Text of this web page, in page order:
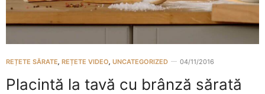
REȚETE SĂRATE, REȚETE VIDEO, UNCATEGORIZED 04/11/2016
Placintă la tavă cu brânză sărată